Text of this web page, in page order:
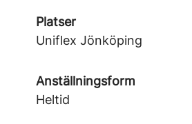
Platser
Uniflex Jönköping
Anställningsform
Heltid